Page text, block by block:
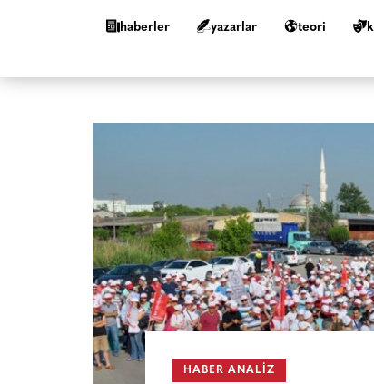
haberler yazarlar teori
HABER ANALIZ